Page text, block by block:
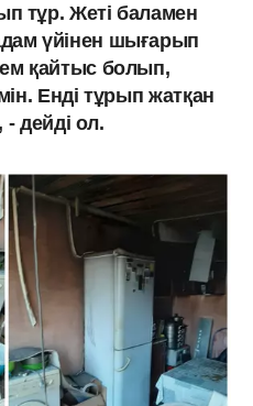
тұр. Жеті баламен
үйінен шығарып
қайтыс болып,
Енді тұрып жатқан
- дейді ол.